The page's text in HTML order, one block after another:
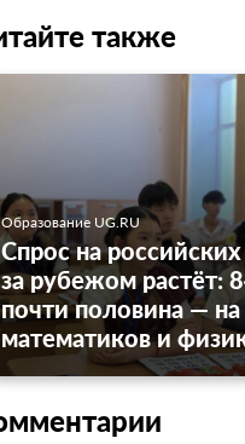
также
Образование UG.RU
Спрос на
за рубежом растёт:
почти половина — на
математиков и